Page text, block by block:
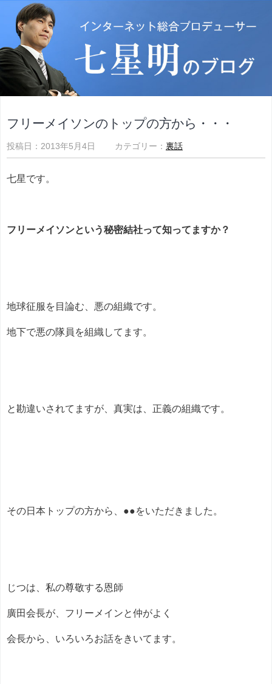
フリーメイソンのトップの方から・・・
投稿日：2013年5月4日 カテゴリー： 裏話
七星です。
フリーメイソンという秘密結社って知ってますか？
地球征服を目論む、悪の組織です。
地下で悪の隊員を組織してます。
と勘違いされてますが、真実は、正義の組織です。
その日本トップの方から、●●をいただきました。
じつは、私の尊敬する恩師
廣田会長が、フリーメインと仲がよく
会長から、いろいろお話をきいてます。